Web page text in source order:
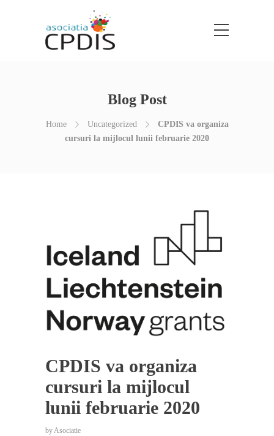
Blog Post
Home Uncategorized
CPDIS va organiza
cursuri la mijlocul lunii februarie 2020
CPDIS va organiza
cursuri la mijlocul
lunii februarie 2020
byAsociatie